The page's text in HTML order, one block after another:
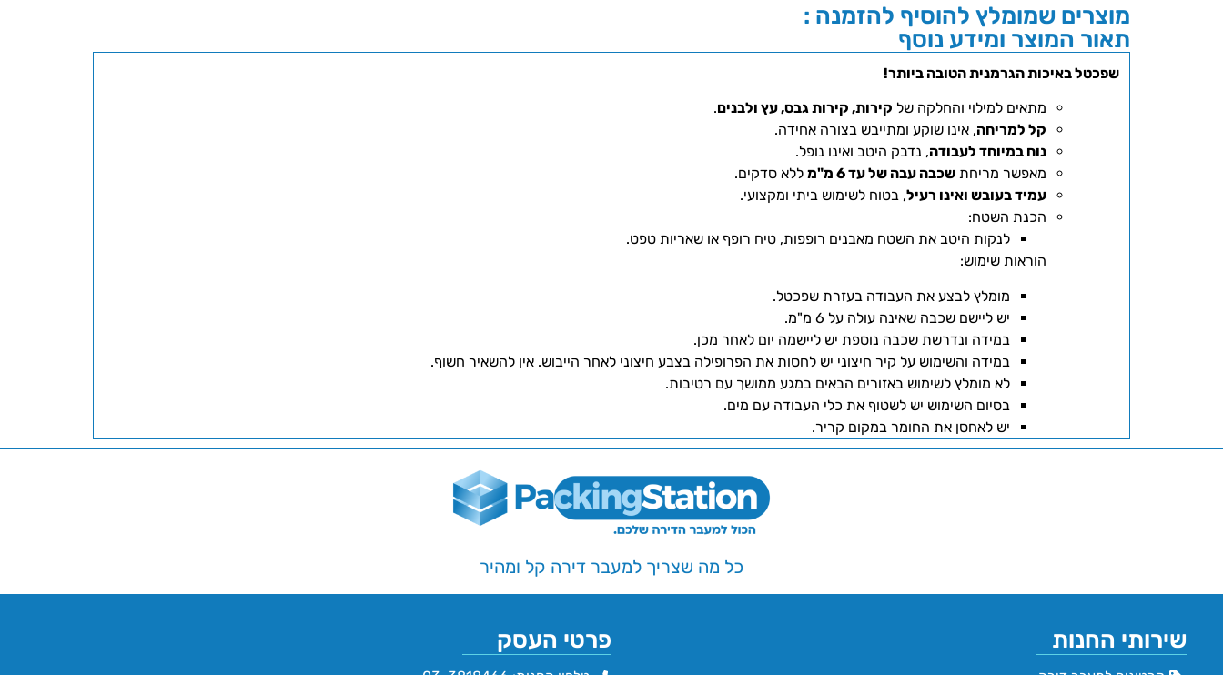
מוצרים שמומלץ להוסיף להזמנה :
תאור המוצר ומידע נוסף
שפכטל באיכות הגרמנית הטובה ביותר!
מתאים למילוי והחלקה של קירות, קירות גבס, עץ ולבנים.
קל למריחה, אינו שוקע ומתייבש בצורה אחידה.
נוח במיוחד לעבודה, נדבק היטב ואינו נופל.
מאפשר מריחתשכבה עבה של עד 6 מ"מ
ללא סדקים.
עמיד בעובש ואינו רעיל, בטוח לשימוש ביתי ומקצועי.
הכנת השטח:
לנקות היטב את השטח מאבנים רופפות, טיח רופף או שאריות טפט.
הוראות שימוש:
מומלץ לבצע את העבודה בעזרת שפכטל.
יש ליישם שכבה שאינה עולה על 6 מ"מ.
במידה ונדרשת שכבה נוספת יש ליישמה יום לאחר מכן.
במידה והשימוש על קיר חיצוני יש לחסות את הפרופילה בצבע חיצוני לאחר הייבוש. אין להשאיר חשוף.
לא מומלץ לשימוש באזורים הבאים במגע ממושך עם רטיבות.
בסיום השימוש יש לשטוף את כלי העבודה עם מים.
יש לאחסן את החומר במקום קריר.
כל מה שצריך למעבר דירה קל ומהיר
שירותי החנות פרטי העסק